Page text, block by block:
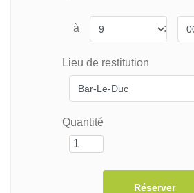
à :
Lieu de restitution
Quantité